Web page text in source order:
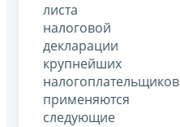
листа
налоговой
декларации
крупнейших
налогоплательщиков
применяются
следующие